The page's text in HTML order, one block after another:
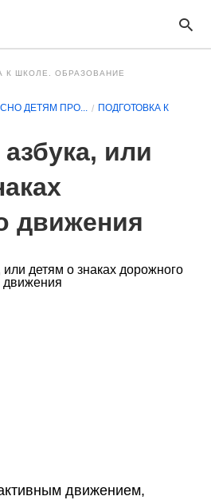
К ШКОЛЕ. ОБРАЗОВАНИЕ
ДЕТЯМ ПРО...
ПОДГОТОВКА К
или
движения
движением,